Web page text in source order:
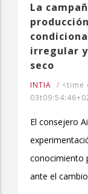
La
irregular
seco
INTIA / <time
El consejero
conocimiento
ante el